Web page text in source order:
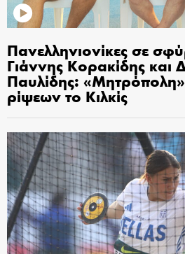
Πανελληνιονίκες σε
Γιάννης Κορακίδης και
Παυλίδης:
ρίψεων το Κιλκίς